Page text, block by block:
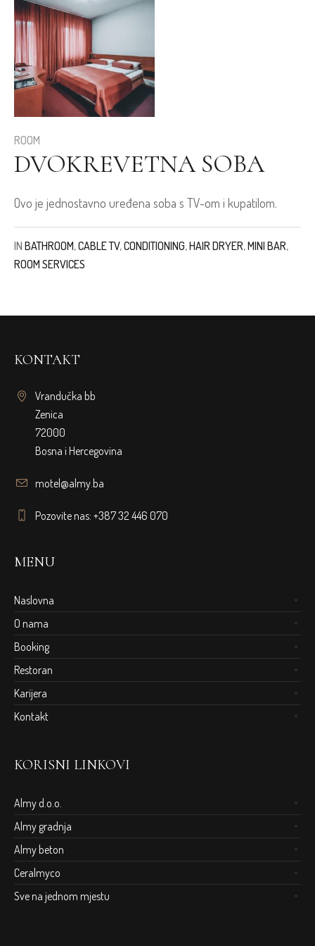
ROOM
DVOKREVETNA SOBA
Ovo je jednostavno uređena soba s TV-om i kupatilom.
IN BATHROOM,CABLE TV,CONDITIONING,HAIR DRYER,MINI BAR,
ROOM SERVICES
KONTAKT
Vrandučka bb
Zenica
72000
Bosna i Hercegovina
motel@almy.ba
Pozovite nas: +387 32 446 070
MENU
Naslovna
O nama
Booking
Restoran
Karijera
Kontakt
KORISNI LINKOVI
Almy d.o.o.
Almy gradnja
Almy beton
Ceralmyco
Sve na jednom mjestu